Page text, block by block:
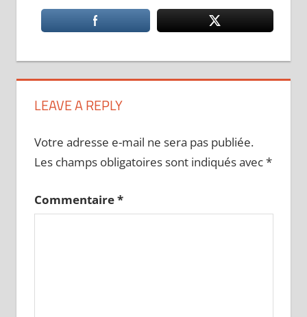
LEAVE A REPLY
Votre adresse e-mail ne sera pas publiée.
Les champs obligatoires sont indiqués avec*
Commentaire*